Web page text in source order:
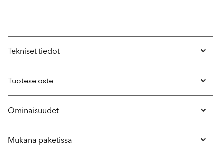
Tekniset tiedot
Tuoteseloste
Ominaisuudet
Mukana paketissa